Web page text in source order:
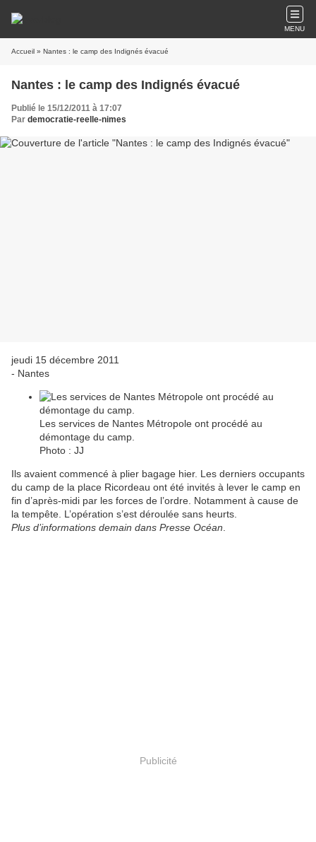
MENU
Accueil » Nantes : le camp des Indignés évacué
Nantes : le camp des Indignés évacué
Publié le 15/12/2011 à 17:07
Par democratie-reelle-nimes
jeudi 15 décembre 2011
- Nantes
Les services de Nantes Métropole ont procédé au
démontage du camp.
Photo : JJ
Ils avaient commencé à plier bagage hier. Les derniers occupants
du camp de la place Ricordeau ont été invités à lever le camp en
fin d’après-midi par les forces de l’ordre. Notamment à cause de
la tempête. L’opération s’est déroulée sans heurts.
Plus d’informations demain dans Presse Océan
Publicité